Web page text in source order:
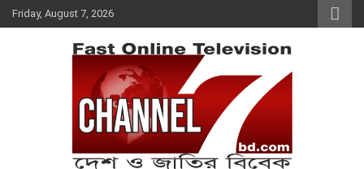
Skip
to
Friday, August 7, 2026